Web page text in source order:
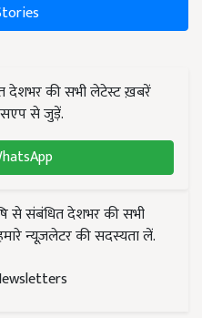
देशभर की सभी लेटेस्ट ख़बरें
से जुड़ें.
से संबंधित देशभर की सभी
न्यूज़लेटर की सदस्यता लें.